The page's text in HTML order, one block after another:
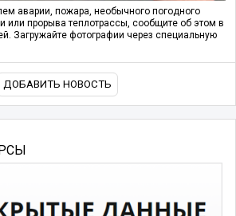
аварии, пожара, необычного погодного
или прорыва теплотрассы, сообщите об этом в
Загружайте фотографии через специальную
ДОБАВИТЬ НОВОСТЬ